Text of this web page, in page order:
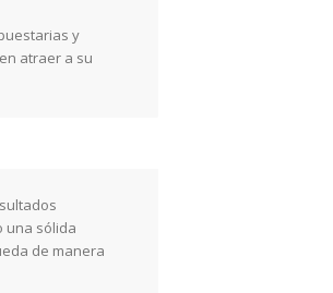
y
atraer a su
una sólida
de manera